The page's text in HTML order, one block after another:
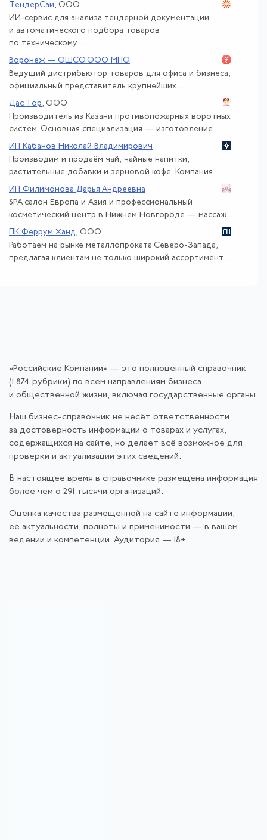
ТендерСаи , ООО
ИИ-сервис для анализа тендерной документации
и автоматического подбора товаров
по техническому ...
Воронеж — ОШСО ООО МПО
Ведущий дистрибьютор товаров для офиса и бизнеса,
официальный представитель крупнейших ...
Дас Тор , ООО
Производитель из Казани противопожарных воротных
систем. Основная специализация — изготовление ...
ИП Кабанов Николай Владимирович
Производим и продаём чай, чайные напитки,
растительные добавки и зерновой кофе. Компания ...
ИП Филимонова Дарья Андреевна
SPA салон Европа и Азия и профессиональный
косметический центр в Нижнем Новгороде — массаж ...
ПК Феррум Ханд , ООО
Работаем на рынке металлопроката Северо-Запада,
предлагая клиентам не только широкий ассортимент ...
«Российские Компании» — это полноценный справочник
(1 874 рубрики) по всем направлениям бизнеса
и общественной жизни, включая государственные органы.
Наш бизнес-справочник не несёт ответственности
за достоверность информации о товарах и услугах,
содержащихся на сайте, но делает всё возможное для
проверки и актуализации этих сведений.
В настоящее время в справочнике размещена информация
более чем о 291 тысячи организаций.
Оценка качества размещённой на сайте информации,
её актуальности, полноты и применимости — в вашем
ведении и компетенции. Аудитория — 18+.